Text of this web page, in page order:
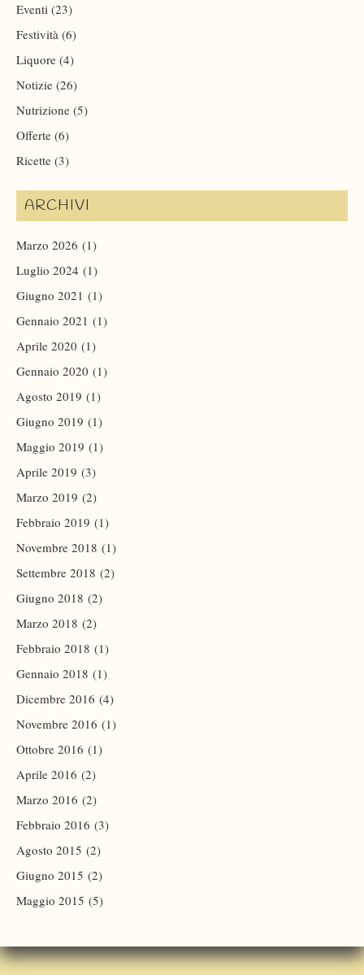
Eventi (23)
Festività (6)
Liquore (4)
Notizie (26)
Nutrizione (5)
Offerte (6)
Ricette (3)
ARCHIVI
Marzo 2026 (1)
Luglio 2024 (1)
Giugno 2021 (1)
Gennaio 2021 (1)
Aprile 2020 (1)
Gennaio 2020 (1)
Agosto 2019 (1)
Giugno 2019 (1)
Maggio 2019 (1)
Aprile 2019 (3)
Marzo 2019 (2)
Febbraio 2019 (1)
Novembre 2018 (1)
Settembre 2018 (2)
Giugno 2018 (2)
Marzo 2018 (2)
Febbraio 2018 (1)
Gennaio 2018 (1)
Dicembre 2016 (4)
Novembre 2016 (1)
Ottobre 2016 (1)
Aprile 2016 (2)
Marzo 2016 (2)
Febbraio 2016 (3)
Agosto 2015 (2)
Giugno 2015 (2)
Maggio 2015 (5)